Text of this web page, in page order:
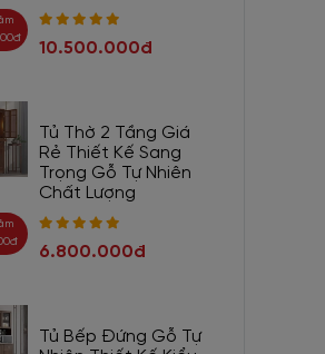
10.500.000đ
Tủ Thờ 2 Tầng Giá
Rẻ Thiết Kế Sang
Trọng Gỗ Tự Nhiên
Chất Lượng
6.800.000đ
Tủ Bếp Đứng Gỗ Tự